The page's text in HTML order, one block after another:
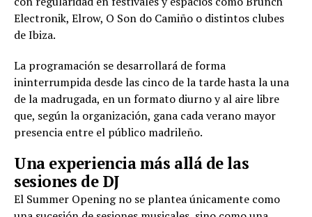
Electronik, Elrow, O Son do Camiño o distintos clubes
de Ibiza.
La programación se desarrollará de forma
ininterrumpida desde las cinco de la tarde hasta la una
de la madrugada, en un formato diurno y al aire libre
que, según la organización, gana cada verano mayor
presencia entre el público madrileño.
Una experiencia más allá de las
sesiones de DJ
El Summer Opening no se plantea únicamente como